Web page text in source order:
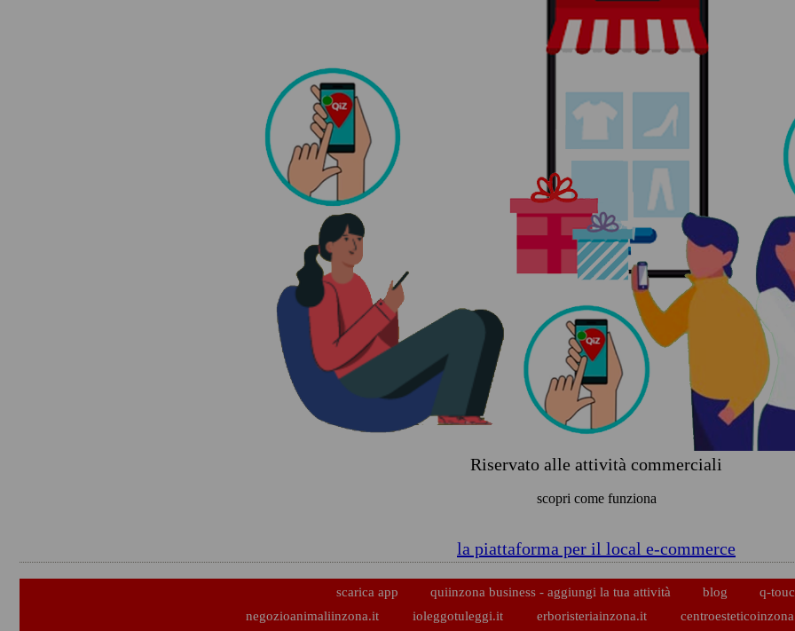
Riservato alle attività commerciali
scopri come funziona
la piattaforma per il local e-commerce
scarica app quiinzona business - aggiungi la tua attività blog
q-
negozioanimaliinzona.it
ioleggotuleggi.it erboristeriainzona.it